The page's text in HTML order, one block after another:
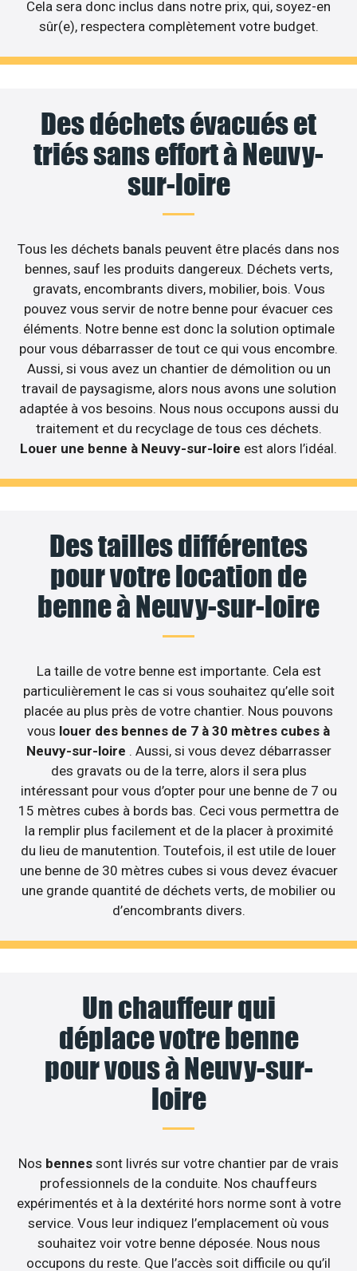
Cela sera donc inclus dans notre prix, qui, soyez-en
sûr(e), respectera complètement votre budget.
Des déchets évacués et
triés sans effort à Neuvy-
sur-loire
Tous les déchets banals peuvent être placés dans nos
bennes, sauf les produits dangereux. Déchets verts,
gravats, encombrants divers, mobilier, bois. Vous
pouvez vous servir de notre benne pour évacuer ces
éléments. Notre benne est donc la solution optimale
pour vous débarrasser de tout ce qui vous encombre.
Aussi, si vous avez un chantier de démolition ou un
travail de paysagisme, alors nous avons une solution
adaptée à vos besoins. Nous nous occupons aussi du
traitement et du recyclage de tous ces déchets.
Louer une benne à Neuvy-sur-loire est alors l’idéal.
Des tailles différentes
pour votre location de
benne à Neuvy-sur-loire
La taille de votre benne est importante. Cela est
particulièrement le cas si vous souhaitez qu’elle soit
placée au plus près de votre chantier. Nous pouvons
vous louer des bennes de 7 à 30 mètres cubes à
Neuvy-sur-loire . Aussi, si vous devez débarrasser
des gravats ou de la terre, alors il sera plus
intéressant pour vous d’opter pour une benne de 7 ou
15 mètres cubes à bords bas. Ceci vous permettra de
la remplir plus facilement et de la placer à proximité
du lieu de manutention. Toutefois, il est utile de louer
une benne de 30 mètres cubes si vous devez évacuer
une grande quantité de déchets verts, de mobilier ou
d’encombrants divers.
Un chauffeur qui
déplace votre benne
pour vous à Neuvy-sur-
loire
Nos bennes sont livrés sur votre chantier par de vrais
professionnels de la conduite. Nos chauffeurs
expérimentés et à la dextérité hors norme sont à votre
service. Vous leur indiquez l’emplacement où vous
souhaitez voir votre benne déposée. Nous nous
occupons du reste. Que l’accès soit difficile ou qu’il